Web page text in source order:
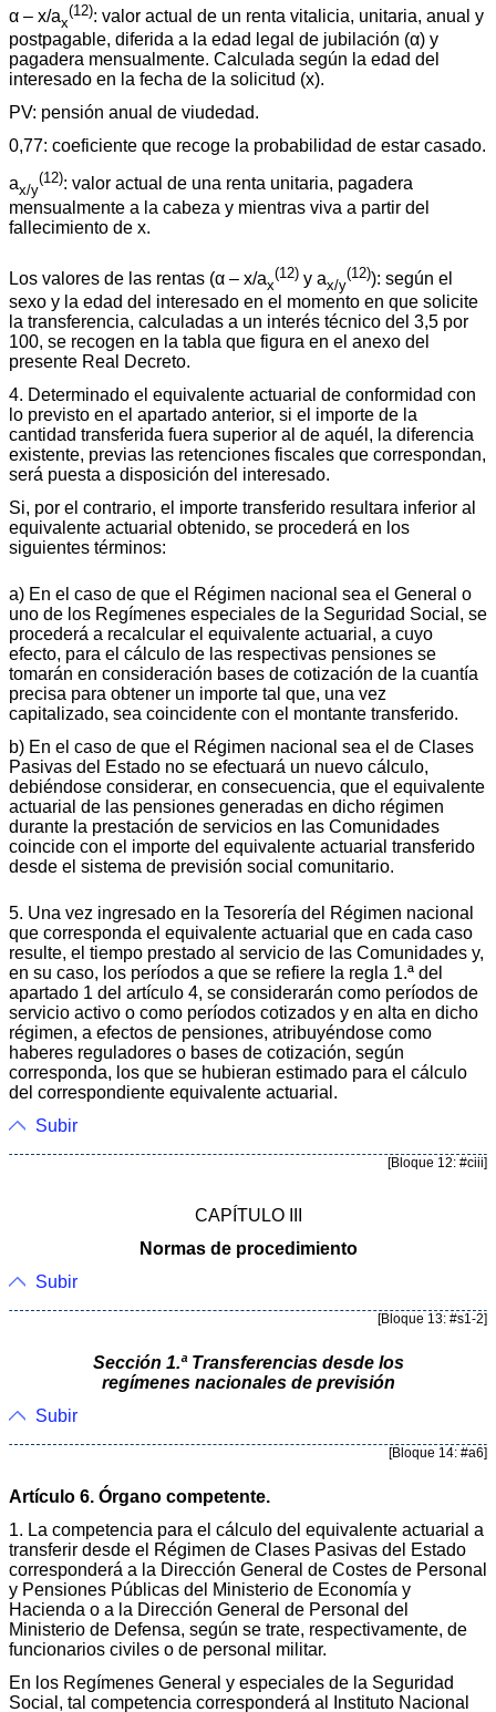
α – x/ax
(12): valor actual de un renta vitalicia, unitaria, anual y
postpagable, diferida a la edad legal de jubilación (α) y
pagadera mensualmente. Calculada según la edad del
interesado en la fecha de la solicitud (x).
PV: pensión anual de viudedad.
0,77: coeficiente que recoge la probabilidad de estar casado.
ax/y
(12): valor actual de una renta unitaria, pagadera
mensualmente a la cabeza y mientras viva a partir del
fallecimiento de x.
Los valores de las rentas (α – x/ax
(12) y ax/y
(12)): según el
sexo y la edad del interesado en el momento en que solicite
la transferencia, calculadas a un interés técnico del 3,5 por
100, se recogen en la tabla que figura en el anexo del
presente Real Decreto.
4. Determinado el equivalente actuarial de conformidad con
lo previsto en el apartado anterior, si el importe de la
cantidad transferida fuera superior al de aquél, la diferencia
existente, previas las retenciones fiscales que correspondan,
será puesta a disposición del interesado.
Si, por el contrario, el importe transferido resultara inferior al
equivalente actuarial obtenido, se procederá en los
siguientes términos:
a) En el caso de que el Régimen nacional sea el General o
uno de los Regímenes especiales de la Seguridad Social, se
procederá a recalcular el equivalente actuarial, a cuyo
efecto, para el cálculo de las respectivas pensiones se
tomarán en consideración bases de cotización de la cuantía
precisa para obtener un importe tal que, una vez
capitalizado, sea coincidente con el montante transferido.
b) En el caso de que el Régimen nacional sea el de Clases
Pasivas del Estado no se efectuará un nuevo cálculo,
debiéndose considerar, en consecuencia, que el equivalente
actuarial de las pensiones generadas en dicho régimen
durante la prestación de servicios en las Comunidades
coincide con el importe del equivalente actuarial transferido
desde el sistema de previsión social comunitario.
5. Una vez ingresado en la Tesorería del Régimen nacional
que corresponda el equivalente actuarial que en cada caso
resulte, el tiempo prestado al servicio de las Comunidades y,
en su caso, los períodos a que se refiere la regla 1.ª del
apartado 1 del artículo 4, se considerarán como períodos de
servicio activo o como períodos cotizados y en alta en dicho
régimen, a efectos de pensiones, atribuyéndose como
haberes reguladores o bases de cotización, según
corresponda, los que se hubieran estimado para el cálculo
del correspondiente equivalente actuarial.
Subir
[Bloque 12: #ciii]
CAPÍTULO III
Normas de procedimiento
Subir
[Bloque 13: #s1-2]
Sección 1.ª Transferencias desde los
regímenes nacionales de previsión
Subir
[Bloque 14: #a6]
Artículo 6. Órgano competente.
1. La competencia para el cálculo del equivalente actuarial a
transferir desde el Régimen de Clases Pasivas del Estado
corresponderá a la Dirección General de Costes de Personal
y Pensiones Públicas del Ministerio de Economía y
Hacienda o a la Dirección General de Personal del
Ministerio de Defensa, según se trate, respectivamente, de
funcionarios civiles o de personal militar.
En los Regímenes General y especiales de la Seguridad
Social, tal competencia corresponderá al Instituto Nacional